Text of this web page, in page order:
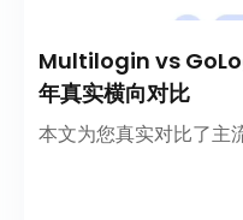
Multilogin vs
年真实横向对比
本文为您真实对比了主